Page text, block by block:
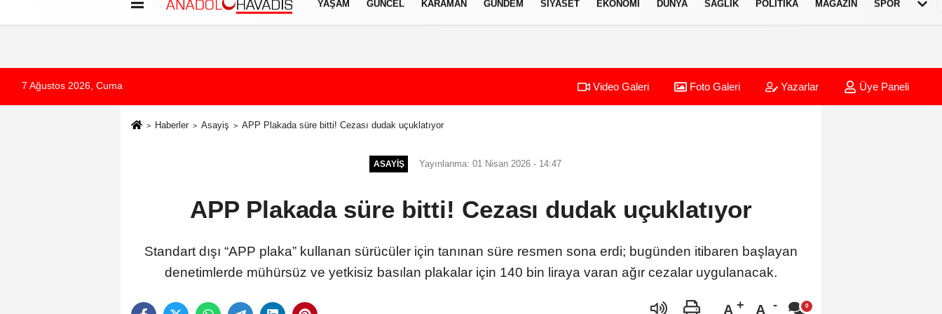
İletişim Çerez Politikası Gizlilik İlkeleri
YAŞAM GÜNCEL KARAMAN GÜNDEM SIYASET EKONOMI DÜNYA SAĞLIK POLITIKA MAGAZIN SPOR
7 Ağustos 2026, Cuma Video Galeri Foto Galeri Yazarlar Üye Paneli
Haberler Asayiş APP Plakada süre bitti! Cezası dudak uçuklatıyor
ASAYIŞ Yayınlanma: 01 Nisan 2026 - 14:47
APP Plakada süre bitti! Cezası dudak uçuklatıyor
Standart dışı “APP plaka” kullanan sürücüler için tanınan süre resmen sona erdi; bugünden itibaren başlayan
denetimlerde mühürsüz ve yetkisiz basılan plakalar için 140 bin liraya varan ağır cezalar uygulanacak.
A A